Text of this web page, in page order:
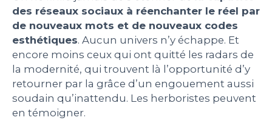
PEOPLE
LE BILLET DU LUNDI
CONTACT
des réseaux sociaux à réenchanter le réel par
de nouveaux mots et de nouveaux codes
esthétiques. Aucun univers n’y échappe. Et
encore moins ceux qui ont quitté les radars de
la modernité, qui trouvent là l’opportunité d’y
retourner par la grâce d’un engouement aussi
soudain qu’inattendu. Les herboristes peuvent
en témoigner.